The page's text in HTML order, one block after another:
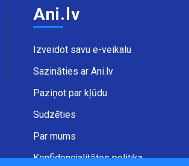
Ani.lv
Izveidot savu e-veikalu
Sazināties ar Ani.lv
Paziņot par kļūdu
Sudzēties
Par mums
Konfidencialitātes politika